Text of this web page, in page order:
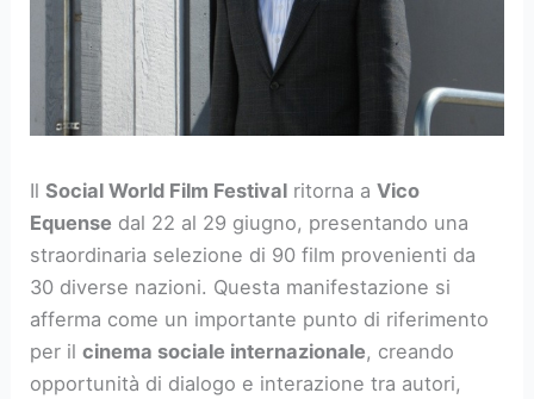
IlSocial World Film Festival ritorna aVico
Equense dal 22 al 29 giugno, presentando una
straordinaria selezione di 90 film provenienti da
30 diverse nazioni. Questa manifestazione si
afferma come un importante punto di riferimento
per ilcinema sociale internazionale, creando
opportunità di dialogo e interazione tra autori,